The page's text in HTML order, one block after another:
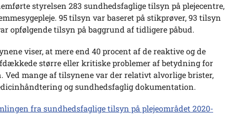
styrelsen 283 sundhedsfaglige tilsyn på plejecentre,
95 tilsyn var baseret på stikprøver, 93 tilsyn
opfølgende tilsyn på baggrund af tidligere påbud.
viser, at mere end 40 procent af de reaktive og de
større eller kritiske problemer af betydning for
Ved mange af tilsynene var der relativt alvorlige brister,
og sundhedsfaglig dokumentation.
fra sundhedsfaglige tilsyn på plejeområdet 2020-